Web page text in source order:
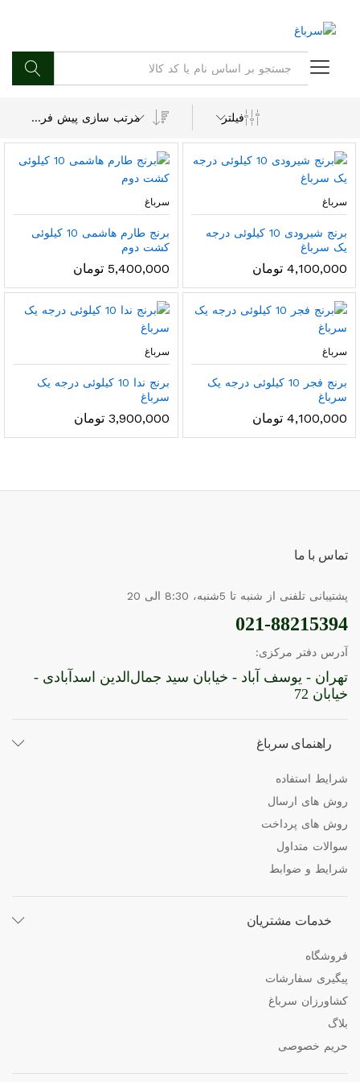
فیلتر
مرتب سازی پیش فرض
سرباغ
برنج شیرودی 10 کیلوئی درجه
یک سرباغ
4,100,000 تومان
سرباغ
برنج طارم هاشمی 10 کیلوئی
کشت دوم
5,400,000 تومان
سرباغ
برنج فجر 10 کیلوئی درجه یک
سرباغ
4,100,000 تومان
سرباغ
برنج ندا 10 کیلوئی درجه یک
سرباغ
3,900,000 تومان
تماس با ما
پشتیبانی تلفنی از شنبه تا 5شنبه، 8:30 الی 20
021-88215394
آدرس دفتر مرکزی:
تهران - یوسف آباد - خیابان سید جمال‌الدین اسدآبادی -
خیابان 72
راهنمای سرباغ
شرایط استفاده
روش های ارسال
روش های پرداخت
سوالات متداول
شرایط و ضوابط
خدمات مشتریان
فروشگاه
پیگیری سفارشات
کشاورزان سرباغ
بلاگ
حریم خصوصی